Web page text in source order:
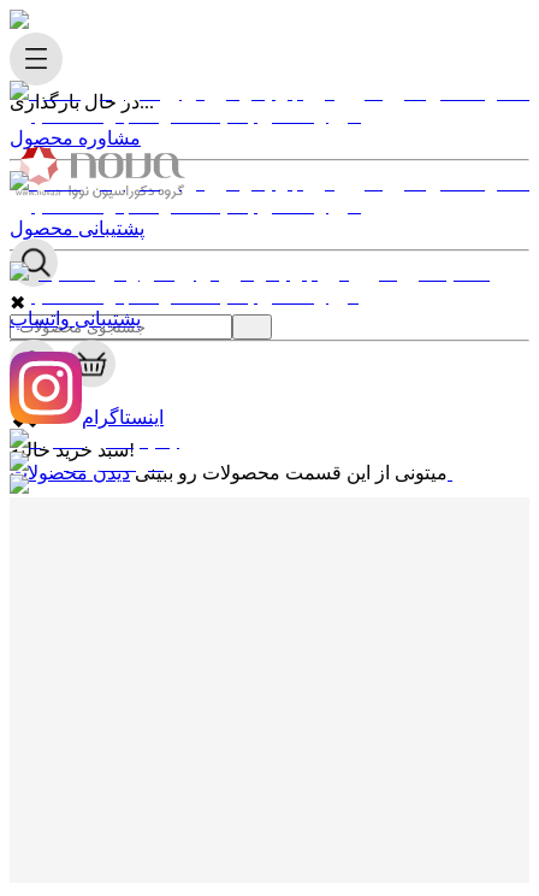
در حال بارگذاری...
✖
0
✖
سبد خرید خالیه!
میتونی از این قسمت محصولات رو ببینی
مشاوره محصول
پشتیبانی محصول
پشتیبانی واتساپ
اینستاگرام